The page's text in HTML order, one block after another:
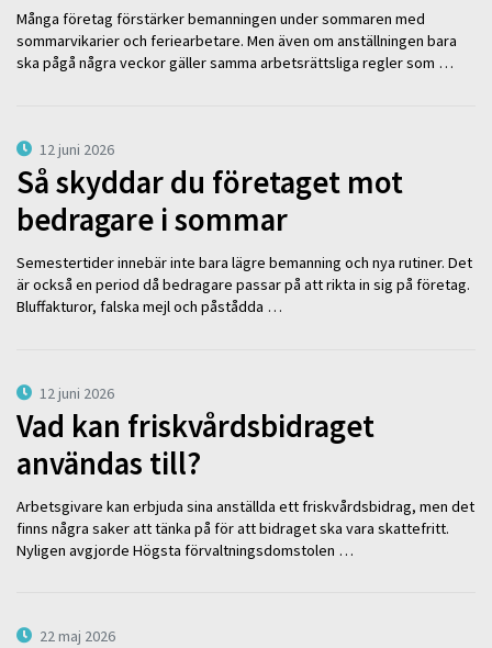
Många företag förstärker bemanningen under sommaren med
sommarvikarier och feriearbetare. Men även om anställningen bara
ska pågå några veckor gäller samma arbetsrättsliga regler som …
12 juni 2026
Så skyddar du företaget mot
bedragare i sommar
Semestertider innebär inte bara lägre bemanning och nya rutiner. Det
är också en period då bedragare passar på att rikta in sig på företag.
Bluffakturor, falska mejl och påstådda …
12 juni 2026
Vad kan friskvårdsbidraget
användas till?
Arbetsgivare kan erbjuda sina anställda ett friskvårdsbidrag, men det
finns några saker att tänka på för att bidraget ska vara skattefritt.
Nyligen avgjorde Högsta förvaltningsdomstolen …
22 maj 2026